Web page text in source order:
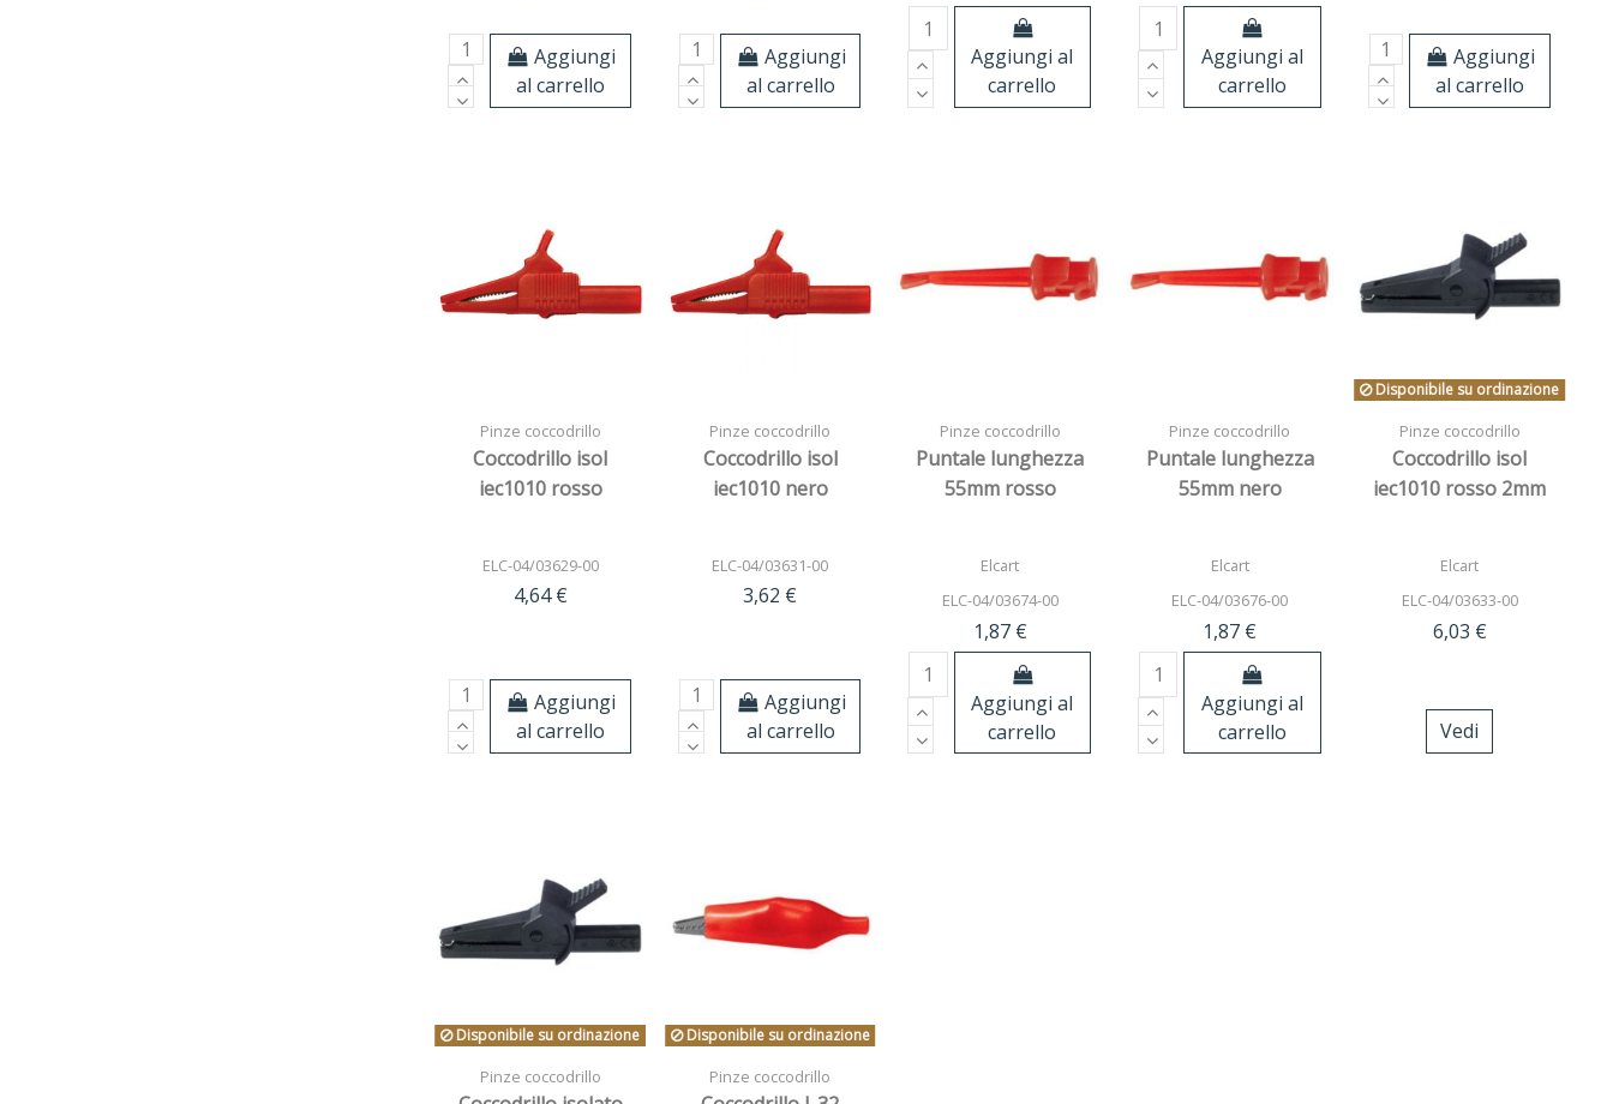
Aggiungi
al carrello
Aggiungi
al carrello
Aggiungi al
carrello
Aggiungi al
carrello
Aggiungi
al carrello
Pinze coccodrillo
Coccodrillo isol
iec1010 rosso
ELC-04/03629-00
4,64 €
Aggiungi
al carrello
Pinze coccodrillo
Coccodrillo isol
iec1010 nero
ELC-04/03631-00
3,62 €
Aggiungi
al carrello
Pinze coccodrillo
Puntale lunghezza
55mm rosso
Elcart
ELC-04/03674-00
1,87 €
Aggiungi al
carrello
Pinze coccodrillo
Puntale lunghezza
55mm nero
Elcart
ELC-04/03676-00
1,87 €
Aggiungi al
carrello
Disponibile su ordinazione
Pinze coccodrillo
Coccodrillo isol
iec1010 rosso 2mm
Elcart
ELC-04/03633-00
6,03 €
Vedi
Disponibile su ordinazione
Pinze coccodrillo
Disponibile su ordinazione
Pinze coccodrillo